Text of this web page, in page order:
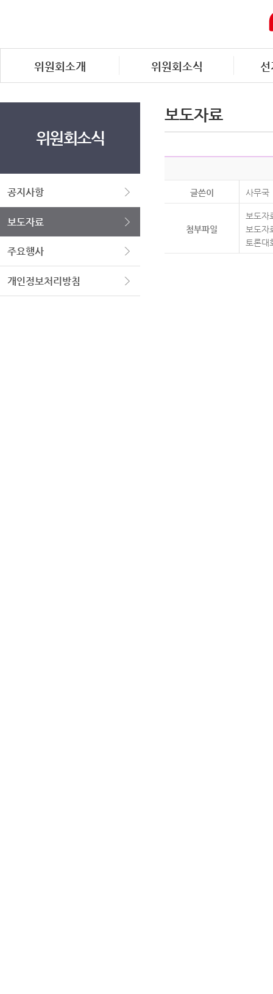
위원회소개 위원회소식
위원회소식
공지사항
보도자료
주요행사
개인정보처리방침
보도자료
글쓴이 사무국
첨부파일
보도자
보도자
토론